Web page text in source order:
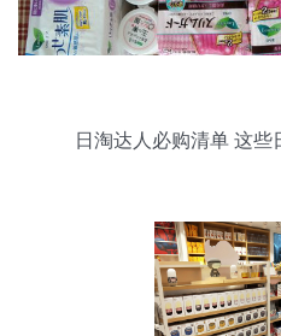
日淘达人必购清单 这